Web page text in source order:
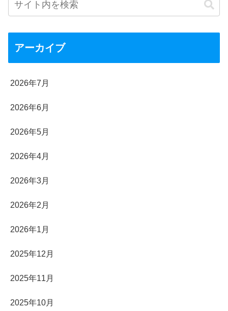
アーカイブ
2026年7月
2026年6月
2026年5月
2026年4月
2026年3月
2026年2月
2026年1月
2025年12月
2025年11月
2025年10月